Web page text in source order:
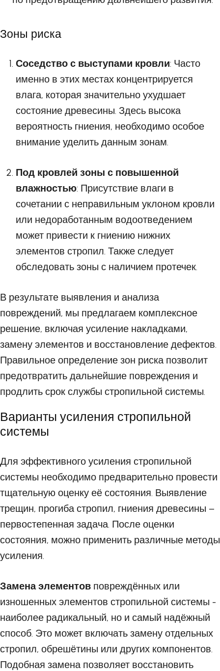
Зоны риска
Соседство с выступами кровли: Часто
именно в этих местах концентрируется
влага, которая значительно ухудшает
состояние древесины. Здесь высока
вероятность гниения, необходимо особое
внимание уделить данным зонам.
Под кровлей зоны с повышенной
влажностью: Присутствие влаги в
сочетании с неправильным уклоном кровли
или недоработанным водоотведением
может привести к гниению нижних
элементов стропил. Также следует
обследовать зоны с наличием протечек.
В результате выявления и анализа
повреждений, мы предлагаем комплексное
решение, включая усиление накладками,
замену элементов и восстановление дефектов.
Правильное определение зон риска позволит
предотвратить дальнейшие повреждения и
продлить срок службы стропильной системы.
Варианты усиления стропильной
системы
Для эффективного усиления стропильной
системы необходимо предварительно провести
тщательную оценку её состояния. Выявление
трещин, прогиба стропил, гниения древесины –
первостепенная задача. После оценки
состояния, можно применить различные методы
усиления.
Замена элементов повреждённых или
изношенных элементов стропильной системы -
наиболее радикальный, но и самый надёжный
способ. Это может включать замену отдельных
стропил, обрешётины или других компонентов.
Подобная замена позволяет восстановить